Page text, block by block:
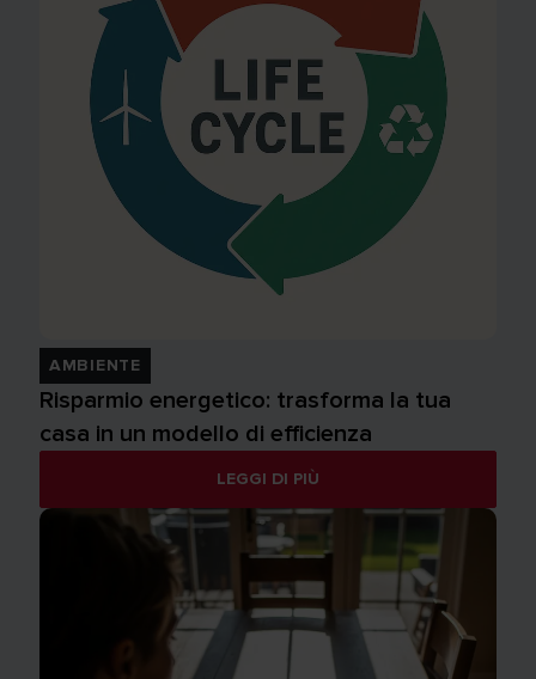
AMBIENTE
Risparmio energetico: trasforma la tua
casa in un modello di efficienza
LEGGI DI PIÙ